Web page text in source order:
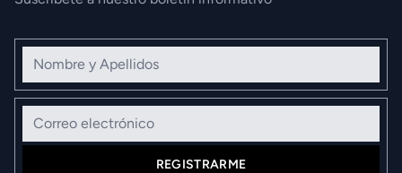
Nombre y Apellidos
Correo electrónico
REGISTRARME